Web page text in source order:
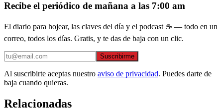
Recibe el periódico de mañana a las 7:00 am
El diario para hojear, las claves del día y el podcast ☕ — todo en un
correo, todos los días. Gratis, y te das de baja con un clic.
Suscribirme
Al suscribirte aceptas nuestro aviso de privacidad. Puedes darte de
baja cuando quieras.
Relacionadas